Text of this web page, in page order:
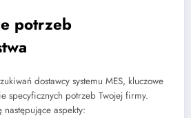
potrzeb
dostawcy systemu MES, kluczowe
specyficznych potrzeb Twojej firmy.
aspekty: